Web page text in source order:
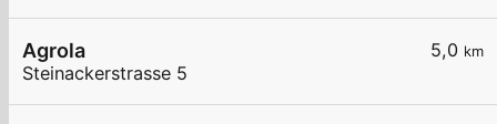
5,0 km
Agrola
Steinackerstrasse 5